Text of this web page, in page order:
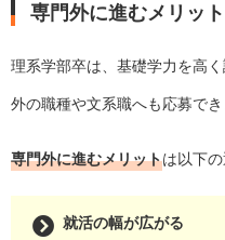
専門外に進むメリッ
理系学部卒は、基礎学力を高
外の職種や文系職へも応募でき
専門外に進むメリットは以下の
就活の幅が広がる